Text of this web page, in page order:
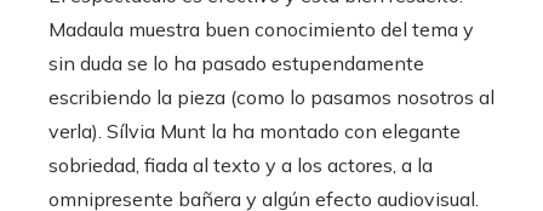
Madaula muestra buen conocimiento del tema y
sin duda se lo ha pasado estupendamente
escribiendo la pieza (como lo pasamos nosotros al
verla). Sílvia Munt la ha montado con elegante
sobriedad, fiada al texto y a los actores, a la
omnipresente bañera y algún efecto audiovisual.